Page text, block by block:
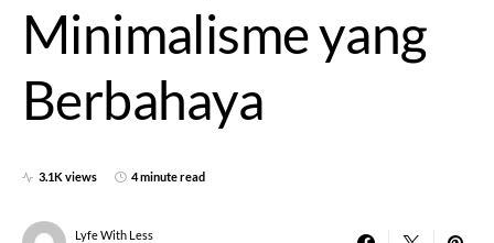
Minimalisme yang
Berbahaya
3.1K views 4 minute read
Lyfe With Less